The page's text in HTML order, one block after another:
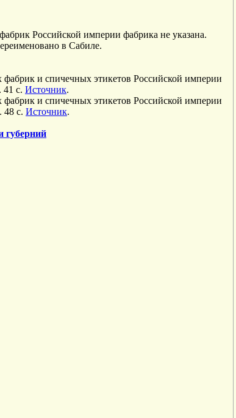
Российской империи фабрика не указана.
в Сабиле.
и спичечных этикетов Российской империи
41 с. Источник.
и спичечных этикетов Российской империи
48 с. Источник.
губерний